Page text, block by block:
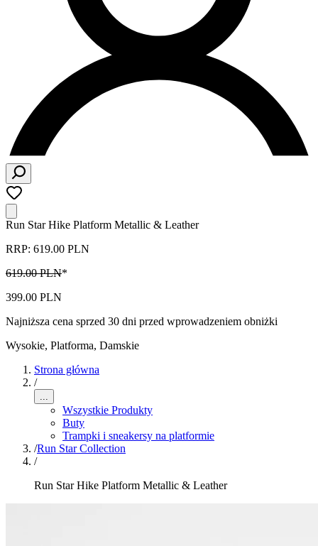
Run Star Hike Platform Metallic & Leather
RRP: 619.00 PLN
619.00 PLN*
399.00 PLN
Najniższa cena sprzed 30 dni przed wprowadzeniem obniżki
Wysokie, Platforma, Damskie
Strona główna
/
...
Wszystkie Produkty
Buty
Trampki i sneakersy na platformie
/Run Star Collection
/
Run Star Hike Platform Metallic & Leather